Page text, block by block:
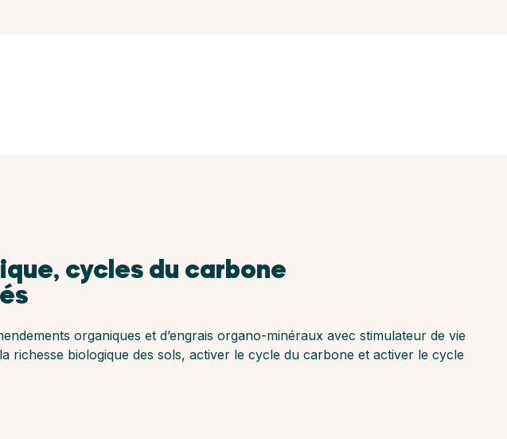
cycles du carbone
organiques et d’engrais organo-minéraux avec stimulateur de vie
richesse biologique des sols, activer le cycle du carbone et activer le cycle